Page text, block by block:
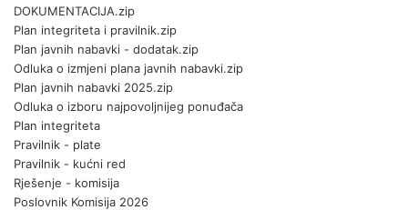
DOKUMENTACIJA.zip
Plan integriteta i pravilnik.zip
Plan javnih nabavki - dodatak.zip
Odluka o izmjeni plana javnih nabavki.zip
Plan javnih nabavki 2025.zip
Odluka o izboru najpovoljnijeg ponuđača
Plan integriteta
Pravilnik - plate
Pravilnik - kućni red
Rješenje - komisija
Poslovnik Komisija 2026